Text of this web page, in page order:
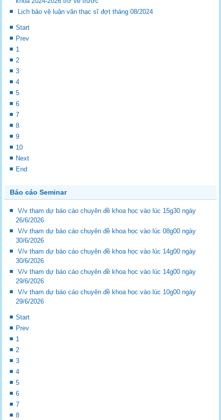
Lịch bảo vệ luận văn thạc sĩ đợt tháng 08/2024
Start
Prev
1
2
3
4
5
6
7
8
9
10
Next
End
Báo cáo Seminar
V/v tham dự báo cáo chuyên đề khoa học vào lúc 15g30 ngày
26/6/2026
V/v tham dự báo cáo chuyên đề khoa học vào lúc 08g00 ngày
30/6/2026
V/v tham dự báo cáo chuyên đề khoa học vào lúc 14g00 ngày
30/6/2026
V/v tham dự báo cáo chuyên đề khoa học vào lúc 14g00 ngày
29/6/2026
V/v tham dự báo cáo chuyên đề khoa học vào lúc 10g00 ngày
29/6/2026
Start
Prev
1
2
3
4
5
6
7
8